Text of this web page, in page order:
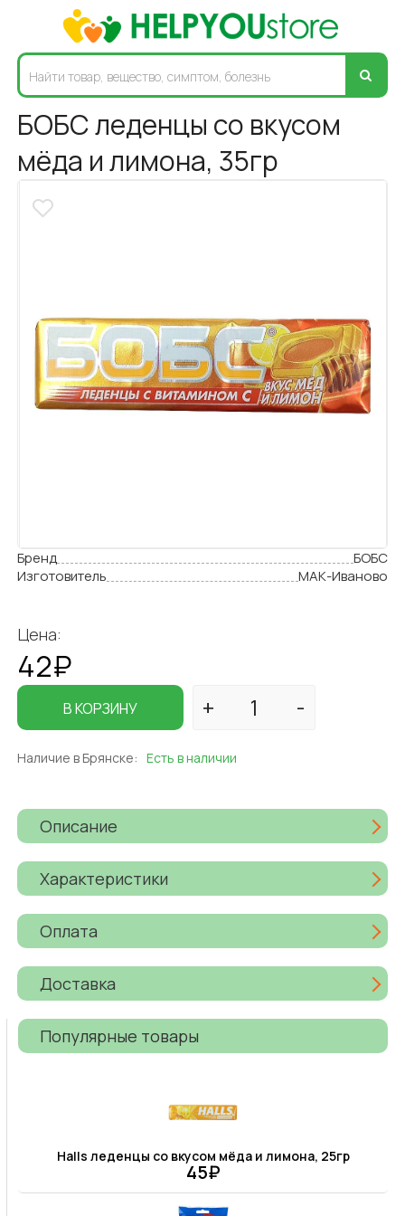
БОБС леденцы со вкусом
мёда и лимона, 35гр
Бренд
БОБС
Изготовитель
МАК-Иваново
Цена:
42₽
В КОРЗИНУ
Наличие в Брянске: Есть в наличии
Описание
Характеристики
Оплата
Доставка
Популярные товары
Halls леденцы со вкусом мёда и лимона, 25гр
45₽